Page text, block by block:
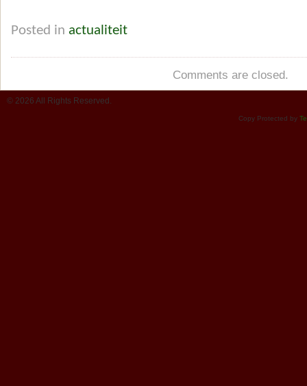
Posted in actualiteit
Comments are closed.
© 2026 All Rights Reserved.
Copy Protected by